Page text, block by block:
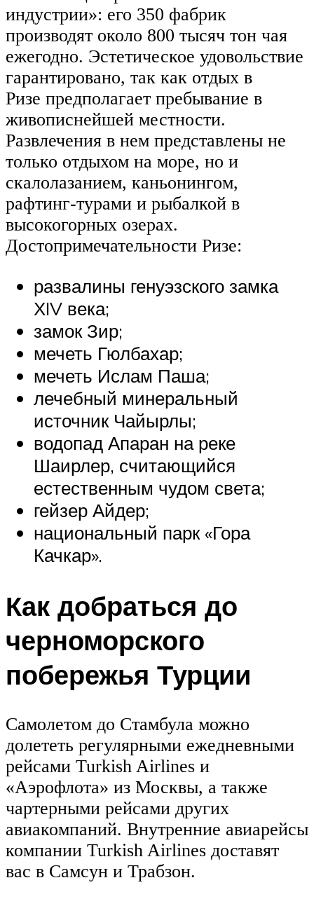
индустрии»: его 350 фабрик
производят около 800 тысяч тон чая
ежегодно. Эстетическое удовольствие
гарантировано, так как отдых в
Ризе предполагает пребывание в
живописнейшей местности.
Развлечения в нем представлены не
только отдыхом на море, но и
скалолазанием, каньонингом,
рафтинг-турами и рыбалкой в
высокогорных озерах.
Достопримечательности Ризе:
развалины генуэзского замка
ХIV века;
замок Зир;
мечеть Гюлбахар;
мечеть Ислам Паша;
лечебный минеральный
источник Чайырлы;
водопад Апаран на реке
Шаирлер, считающийся
естественным чудом света;
гейзер Айдер;
национальный парк «Гора
Качкар».
Как добраться до
черноморского
побережья Турции
Самолетом до Стамбула можно
долететь регулярными ежедневными
рейсами Turkish Airlines и
«Аэрофлота» из Москвы, а также
чартерными рейсами других
авиакомпаний. Внутренние авиарейсы
компании Turkish Airlines доставят
вас в Самсун и Трабзон.